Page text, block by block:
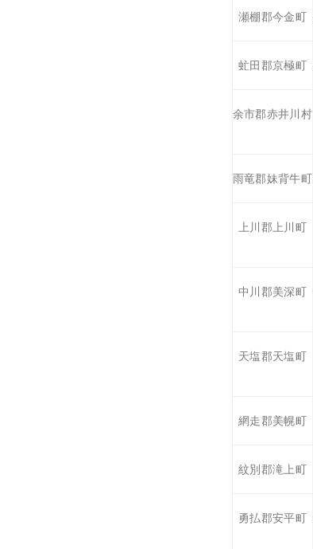
瀬棚郡今金町
虻田郡京極町
余市郡赤井川村
雨竜郡妹背牛町
上川郡上川町
中川郡美深町
天塩郡天塩町
網走郡美幌町
紋別郡滝上町
勇払郡安平町